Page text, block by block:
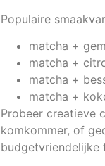
Populaire
matcha +
matcha +
matcha +
matcha +
Probeer creatieve
komkommer, of
budgetvriendelijke